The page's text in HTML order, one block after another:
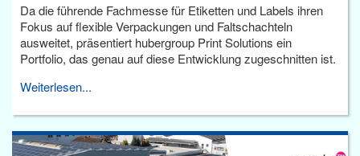
Da die führende Fachmesse für Etiketten und Labels ihren
Fokus auf flexible Verpackungen und Faltschachteln
ausweitet, präsentiert hubergroup Print Solutions ein
Portfolio, das genau auf diese Entwicklung zugeschnitten ist.
Weiterlesen...